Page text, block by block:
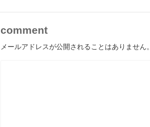
comment
メールアドレスが公開されることはありません。